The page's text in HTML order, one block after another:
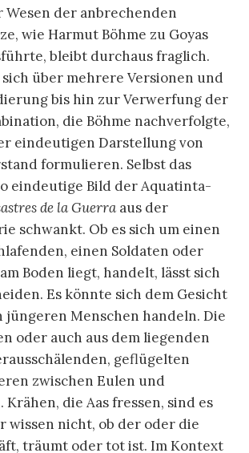
ziemlich vage und gefährdet,
Bild schafft.
.
der Bilder und Schriften bzw. der
Träume gibt nicht zuletzt einen
Hartmut Böhme ebenfalls als
entscheidend angeführte
von Sigmund Freud aus
Vom Verlag und/oder Freud war
Veröffentlichung auf das
neue Jahrhundert vordatiert
weist daraufhin, dass das für das
Träumen und den Menschen
Buch von beträchtlichem
700 Seiten, die Leser*innen in
Bestürzung zurücklasse, weil man
doch so gut wie nichts über den
oder „Behüter des Schlafes“